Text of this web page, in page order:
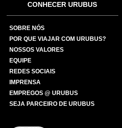
CONHECER URUBUS
SOBRE NÓS
POR QUE VIAJAR COM URUBUS?
NOSSOS VALORES
EQUIPE
REDES SOCIAIS
IMPRENSA
EMPREGOS @ URUBUS
SEJA PARCEIRO DE URUBUS